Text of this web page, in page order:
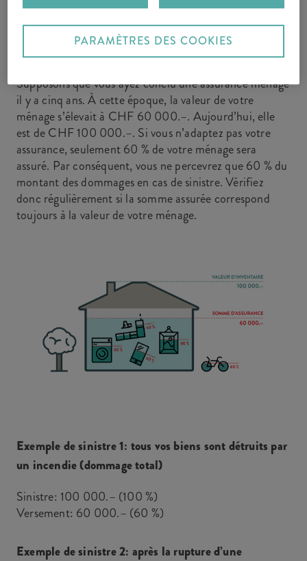
Exemple de sous-assurance
Supposons que vous ayez conclu une assurance ménage
il y a cinq ans. À cette époque, la valeur de votre
ménage s’élevait à CHF 60 000.–. Aujourd’hui, elle
est de CHF 100 000.–. Si vous n’adaptez pas votre
assurance, seulement 60 % de votre ménage sera
assuré. Par conséquent, vous ne percevrez que 60 % du
montant des dommages en cas de sinistre. Vérifiez
donc régulièrement si la somme assurée correspond
toujours à la valeur de votre ménage.
Exemple de sinistre 1: tous vos biens sont détruits par
un incendie (dommage total)
Sinistre: 100 000.– (100 %)
Versement: 60 000.– (60 %)
Exemple de sinistre 2: après la rupture d’une
PARAMÈTRES DES COOKIES